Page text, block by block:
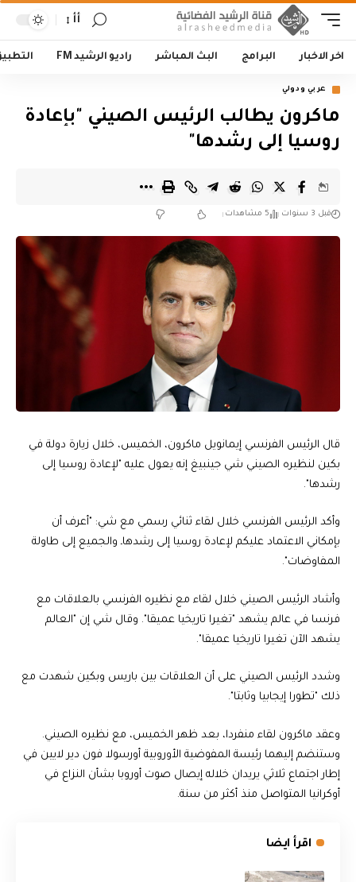
أأ
اخر الاخبار البرامج البث المباشر راديو الرشيد FM
عربي ودولي
ماكرون يطالب الرئيس الصيني "بإعادة
روسيا إلى رشدها"
قبل 3 سنوات 5 مشاهدات
قال الرئيس الفرنسي إيمانويل ماكرون، الخميس، خلال زيارة دولة في
بكين لنظيره الصيني شي جينبيغ إنه يعول عليه "لإعادة روسيا إلى
رشدها".
وأكد الرئيس الفرنسي خلال لقاء ثنائي رسمي مع شي: "أعرف أن
بإمكاني الاعتماد عليكم لإعادة روسيا إلى رشدهاـ والجميع إلى طاولة
المفاوضات".
وأشاد الرئيس الصيني خلال لقاء مع نظيره الفرنسي بالعلاقات مع
فرنسا في عالم يشهد "تغيرا تاريخيا عميقا". وقال شي إن "العالم
يشهد الآن تغيرا تاريخيا عميقا".
وشدد الرئيس الصيني على أن العلاقات بين باريس وبكين شهدت مع
ذلك "تطورا إيجابيا وثابتا".
وعقد ماكرون لقاء منفردا، بعد ظهر الخميس، مع نظيره الصيني.
وستنضم إليهما رئيسة المفوضية الأوروبية أورسولا فون دير لايين في
إطار اجتماع ثلاثي يريدان خلاله إيصال صوت أوروبا بشأن النزاع في
أوكرانيا المتواصل منذ أكثر من سنة.
اقرأ ايضا